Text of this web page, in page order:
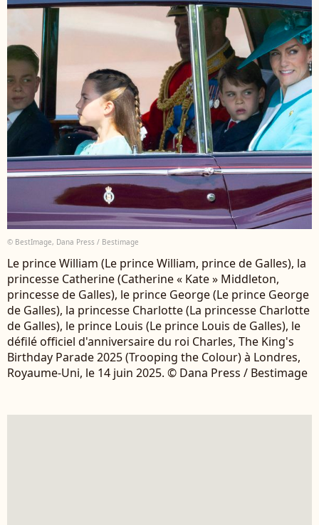
© BestImage, Dana Press / Bestimage
Le prince William (Le prince William, prince de Galles), la
princesse Catherine (Catherine « Kate » Middleton,
princesse de Galles), le prince George (Le prince George
de Galles), la princesse Charlotte (La princesse Charlotte
de Galles), le prince Louis (Le prince Louis de Galles), le
défilé officiel d'anniversaire du roi Charles, The King's
Birthday Parade 2025 (Trooping the Colour) à Londres,
Royaume-Uni, le 14 juin 2025. © Dana Press / Bestimage